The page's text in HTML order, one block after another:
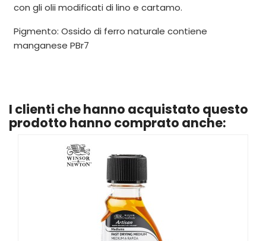
con gli olii modificati di lino e cartamo.
Pigmento: Ossido di ferro naturale contiene
manganese PBr7
I clienti che hanno acquistato questo
prodotto hanno comprato anche: